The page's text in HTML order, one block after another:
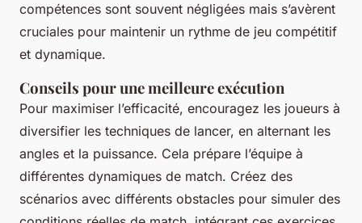
compétences sont souvent négligées mais s’avèrent
cruciales pour maintenir un rythme de jeu compétitif
et dynamique.
Conseils pour une meilleure exécution
Pour maximiser l’efficacité, encouragez les joueurs à
diversifier les techniques de lancer, en alternant les
angles et la puissance. Cela prépare l’équipe à
différentes dynamiques de match. Créez des
scénarios avec différents obstacles pour simuler des